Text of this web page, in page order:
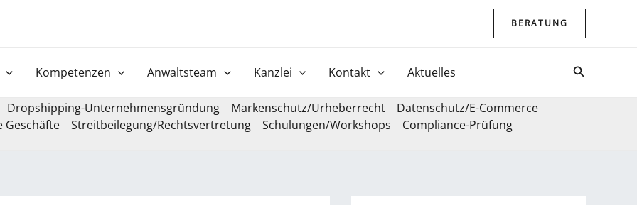
BERATUNG
Kompetenzen Anwaltsteam Kanzlei Kontakt Aktuelles Suchen
Dropshipping-Unternehmensgründung Markenschutz/Urheberrecht
Datenschutz/E-Commerce
Geschäfte Streitbeilegung/Rechtsvertretung Schulungen/Workshops
Compliance-Prüfung